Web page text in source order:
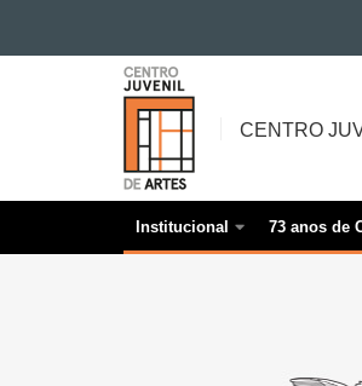
Ir para o conteúdo
Ir para a navegação
Ir para a busca
CENTRO
JUVENIL
DE
ARTES
PLÁSTICAS
CENTRO
Navegação
Institucional 73 anos de